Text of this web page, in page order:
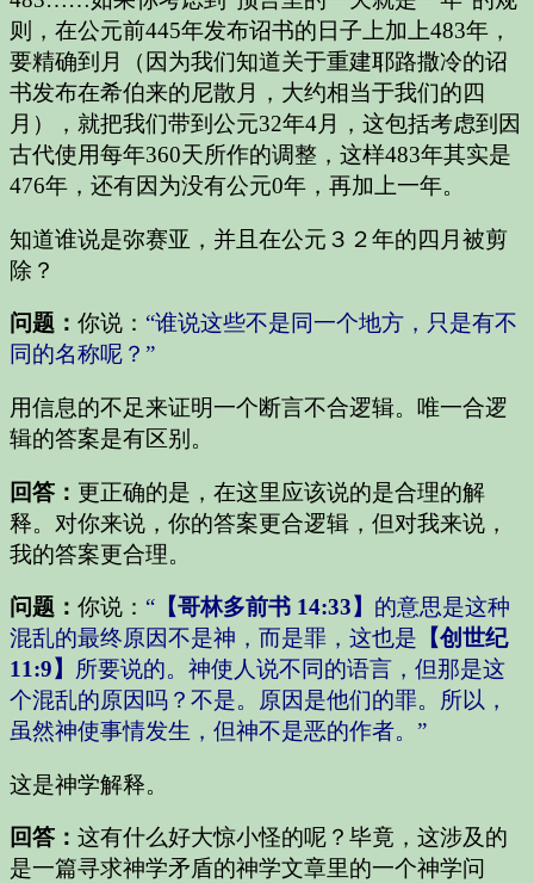
则，在公元前445年发布诏书的日子上加上483年，
要精确到月（因为我们知道关于重建耶路撒冷的诏
书发布在希伯来的尼散月，大约相当于我们的四
月），就把我们带到公元32年4月，这包括考虑到因
古代使用每年360天所作的调整，这样483年其实是
476年，还有因为没有公元0年，再加上一年。
知道谁说是弥赛亚，并且在公元３２年的四月被剪
除？
问题： 你说： “谁说这些不是同一个地方，只是有不
同的名称呢？”
用信息的不足来证明一个断言不合逻辑。唯一合逻
辑的答案是有区别。
回答： 更正确的是，在这里应该说的是合理的解
释。对你来说，你的答案更合逻辑，但对我来说，
我的答案更合理。
问题： 你说： “ 【哥林多前书 14:33】 的意思是这种
混乱的最终原因不是神，而是罪，这也是 【创世纪
11:9】 所要说的。神使人说不同的语言，但那是这
个混乱的原因吗？不是。原因是他们的罪。所以，
虽然神使事情发生，但神不是恶的作者。”
这是神学解释。
回答： 这有什么好大惊小怪的呢？毕竟，这涉及的
是一篇寻求神学矛盾的神学文章里的一个神学问